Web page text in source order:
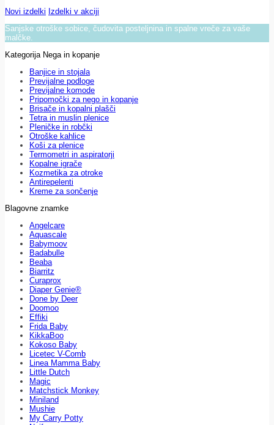
Novi izdelki Izdelki v akciji
Sanjske otroške sobice, čudovita posteljnina in spalne vreče za vaše
malčke.
Kategorija Nega in kopanje
Banjice in stojala
Previjalne podloge
Previjalne komode
Pripomočki za nego in kopanje
Brisače in kopalni plašči
Tetra in muslin plenice
Pleničke in robčki
Otroške kahlice
Koši za plenice
Termometri in aspiratorji
Kopalne igrače
Kozmetika za otroke
Antirepelenti
Kreme za sončenje
Blagovne znamke
Angelcare
Aquascale
Babymoov
Badabulle
Beaba
Biarritz
Curaprox
Diaper Genie®
Done by Deer
Doomoo
Effiki
Frida Baby
KikkaBoo
Kokoso Baby
Licetec V-Comb
Linea Mamma Baby
Little Dutch
Magic
Matchstick Monkey
Miniland
Mushie
My Carry Potty